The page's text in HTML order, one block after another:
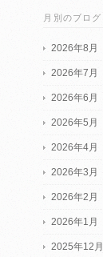
月別のブログ
2026年8月
2026年7月
2026年6月
2026年5月
2026年4月
2026年3月
2026年2月
2026年1月
2025年12月